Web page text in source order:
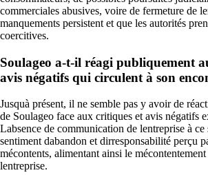
commerciales abusives, voire de fermeture de
manquements persistent et que les autorités
coercitives.
Soulageo a-t-il réagi publiquement
avis négatifs qui circulent à son
Jusquà présent, il ne semble pas y avoir de
de Soulageo face aux critiques et avis négatifs
Labsence de communication de lentreprise à
sentiment dabandon et dirresponsabilité perçu
mécontents, alimentant ainsi le
lentreprise.